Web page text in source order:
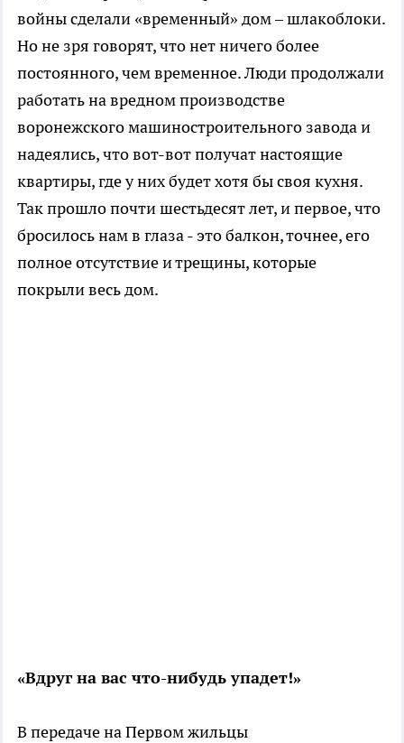
войны сделали «временный» дом – шлакоблоки.
Но не зря говорят, что нет ничего более
постоянного, чем временное. Люди продолжали
работать на вредном производстве
воронежского машиностроительного завода и
надеялись, что вот-вот получат настоящие
квартиры, где у них будет хотя бы своя кухня.
Так прошло почти шестьдесят лет, и первое, что
бросилось нам в глаза - это балкон, точнее, его
полное отсутствие и трещины, которые
покрыли весь дом.
«Вдруг на вас что-нибудь упадет!»
В передаче на Первом жильцы